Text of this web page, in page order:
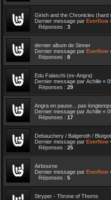
Girish and the Chronicles (hard
Dernier message par Everflow
Réponses : 3
dernier album de Sinner
Dernier message par Everflow
Réponses : 8
Edu Falaschi (ex-Angra)
Dernier message par Achille «
Réponses : 29
Angra en pause... pas
Dernier message par Achille «
Réponses : 17
Debauchery / Balgeroth /
Dernier message par Everflow
Réponses : 25
Airbourne
Dernier message par Everflow
Réponses : 5
Stryper - Throne of Thorns